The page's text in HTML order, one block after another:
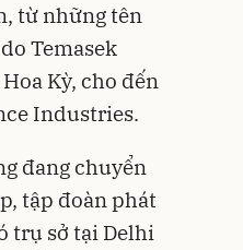
từ những tên
Temasek
Kỳ, cho đến
Industries.
đang chuyển
tập đoàn phát
trụ sở tại Delhi